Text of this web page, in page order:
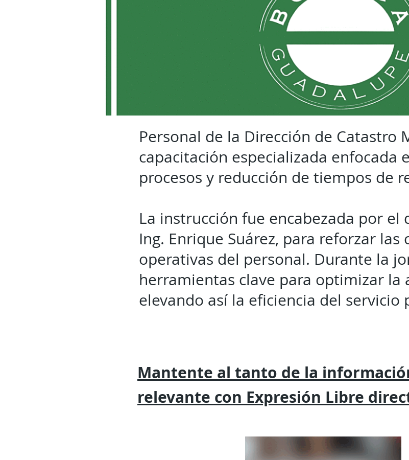
Personal de la Dirección de Catastro
capacitación especializada enfocada
procesos y reducción de tiempos de
La instrucción fue encabezada por el
Ing. Enrique Suárez, para reforzar las
operativas del personal. Durante la
herramientas clave para optimizar la
elevando así la eficiencia del servicio
Mantente al tanto de la
relevante con Expresión Libre